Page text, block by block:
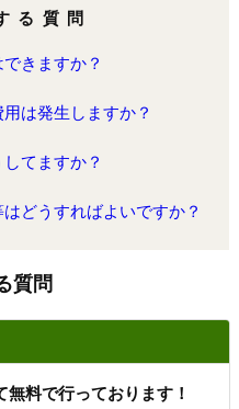
る質問
きますか？
は発生しますか？
てますか？
どうすればよいですか？
質問
料で行っております！